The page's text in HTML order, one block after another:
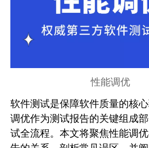
性能调优
软件测试是保障软件质量的核
调优作为测试报告的关键组成
试全流程。本文将聚焦性能调